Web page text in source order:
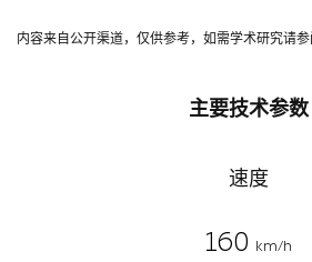
内容来自公开渠道，仅供参考，如需学术研究请参
主要技术参数
速度
160 km/h